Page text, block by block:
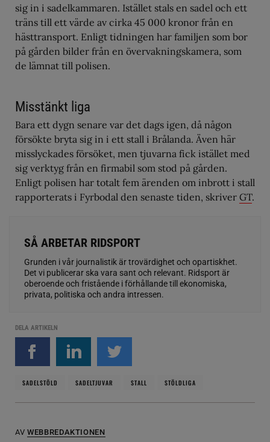
sig in i sadelkammaren. Istället stals en sadel och ett
träns till ett värde av cirka 45 000 kronor från en
hästtransport. Enligt tidningen har familjen som bor
på gården bilder från en övervakningskamera, som
de lämnat till polisen.
Misstänkt liga
Bara ett dygn senare var det dags igen, då någon
försökte bryta sig in i ett stall i Brålanda. Även här
misslyckades försöket, men tjuvarna fick istället med
sig verktyg från en firmabil som stod på gården.
Enligt polisen har totalt fem ärenden om inbrott i stall
rapporterats i Fyrbodal den senaste tiden, skriver GT.
SÅ ARBETAR RIDSPORT
Grunden i vår journalistik är trovärdighet och opartiskhet.
Det vi publicerar ska vara sant och relevant. Ridsport är
oberoende och fristående i förhållande till ekonomiska,
privata, politiska och andra intressen.
DELA ARTIKELN
SADELSTÖLD SADELTJUVAR STALL STÖLDLIGA
AV WEBBREDAKTIONEN